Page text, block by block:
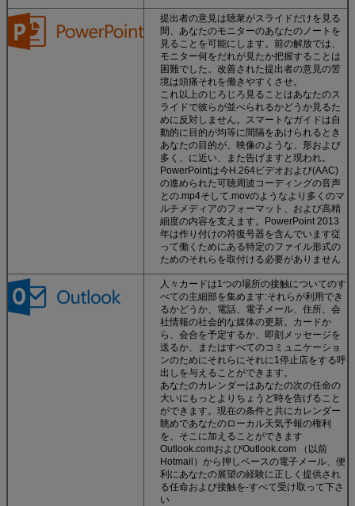
提出者の意見は聴衆がスライドだけを見る
間、あなたのモニターのあなたのノートを
見ることを可能にします。前の解放では、
モニター何をだれが見たか把握することは
困難でした。改善された提出者の意見の苦
境は頭痛それを働きやすくさせ。
これ以上のじろじろ見ることはあなたのス
ライドで彼らが並べられるかどうか見るた
めに反対しません。スマートなガイドは自
動的に目的が均等に間隔をあけられるとき
あなたの目的が、映像のような、形および
多く、に近い、また告げますと現われ。
PowerPointは今H.264ビデオおよび(AAC)
の進められた可聴周波コーディングの音声
との.mp4そして.movのようなより多くのマ
ルチメディアのフォーマット、および高精
細度の内容を支えます。PowerPoint 2013
年は作り付けの符復号器を含んでいます従
って働くためにある特定のファイル形式の
ためのそれらを取付ける必要がありません
人々カードは1つの場所の接触についてのす
べての主細部を集めます:それらが利用でき
るかどうか、電話、電子メール、住所、会
社情報の社会的な媒体の更新。カードか
ら、会合を予定するか、即刻メッセージを
送るか、またはすべてのコミュニケーショ
ンのためにそれらにそれに1停止店をする呼
出しを与えることができます。
あなたのカレンダーはあなたの次の任命の
大いにもっとよりちょうど時を告げること
ができます。現在の条件と共にカレンダー
眺めであなたのローカル天気予報の権利
を、そこに加えることができます
Outlook.comおよびOutlook.com （以前
Hotmail）から押しベースの電子メール、便
利にあなたの展望の経験に正しく提供され
る任命および接触を-すべて受け取って下さ
い